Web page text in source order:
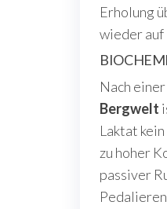
Erholung
wieder auf
Nach
Bergwelt
Laktat
zu hoher
passiver